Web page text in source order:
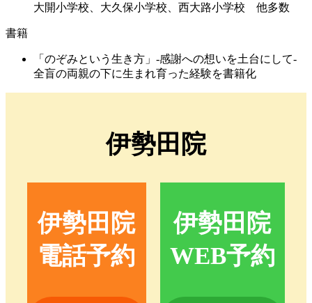
大開小学校、大久保小学校、西大路小学校 他多数
書籍
「のぞみという生き方」‐感謝への想いを土台にして‐
全盲の両親の下に生まれ育った経験を書籍化
伊勢田院
伊勢田院
電話予約
伊勢田院
WEB予約